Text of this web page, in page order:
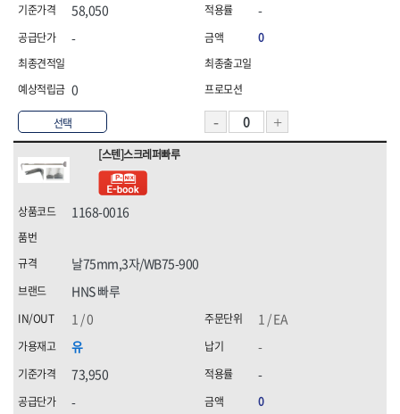
선택
58,050
-
0
-
0
[스텐]스크레퍼빠루
1168-0016
HNS 빠루
1 / EA
유
73,950
-
날75mm,3자/WB75-900
1 / 0
-
-
0